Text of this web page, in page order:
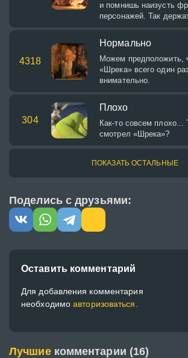
и помнишь наизусть
персонажей. Так
4318
Нормально
Можем предположить,
«Шрека» всего один
внимательно.
304
Плохо
Как-то совсем плохо...
смотрел «Шрека»?
ПОКАЗАТЬ ОСТАЛЬНЫЕ
Поделись с друзьями:
Оставить комментарий
Для добавления комментария
необходимоавторизоваться.
Лучшие комментарии (16)